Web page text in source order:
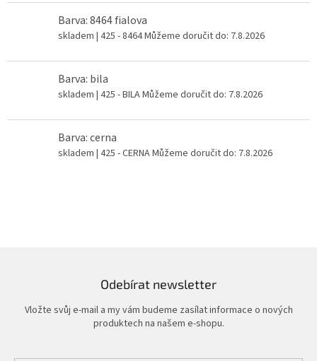
Barva: 8464 fialova
skladem | 425 - 8464Můžeme doručit do: 7.8.2026
Barva: bila
skladem | 425 - BILAMůžeme doručit do: 7.8.2026
Barva: cerna
skladem | 425 - CERNAMůžeme doručit do: 7.8.2026
Odebírat newsletter
Vložte svůj e-mail a my vám budeme zasílat informace o nových
produktech na našem e-shopu.